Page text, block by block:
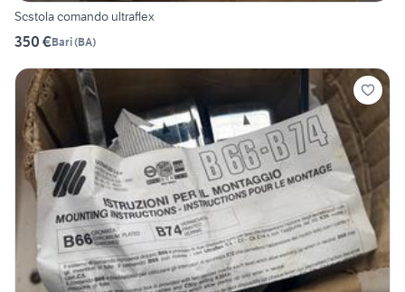
Scstola comando ultraflex
350 €Bari(BA)